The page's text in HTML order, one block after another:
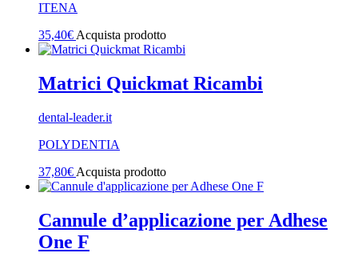
ITENA
35,40€ Acquista prodotto
Matrici Quickmat Ricambi
dental-leader.it
POLYDENTIA
37,80€ Acquista prodotto
Cannule d’applicazione per Adhese
One F